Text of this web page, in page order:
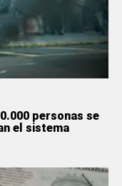
personas se
el sistema